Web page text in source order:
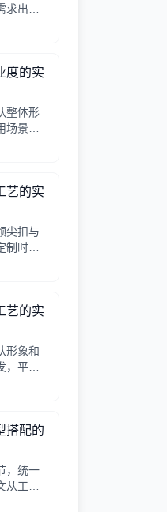
求出
度的实
整体形
景、
艺的实
尖扣与
时做
艺的实
形象和
平衡
搭配的
，统一
工艺